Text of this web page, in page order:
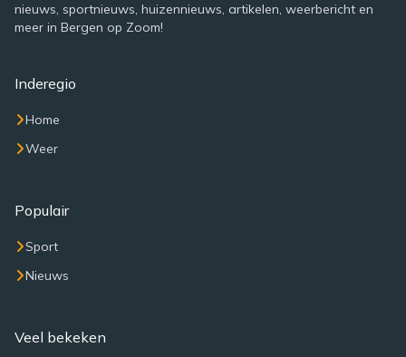
nieuws, sportnieuws, huizennieuws, artikelen, weerbericht en
meer in Bergen op Zoom!
Inderegio
Home
Weer
Populair
Sport
Nieuws
Veel bekeken